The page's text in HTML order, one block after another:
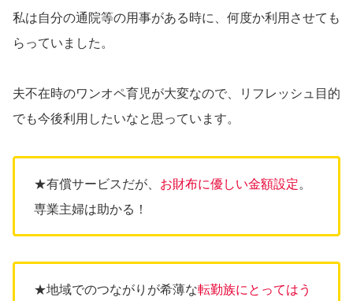
私は自分の通院等の用事がある時に、何度か利用させても
らっていました。
夫不在時のワンオペ育児が大変なので、リフレッシュ目的
でも今後利用したいなと思っています。
★有償サービスだが、 お財布に優しい金額設定。
専業主婦は助かる！
★地域でのつながりが希薄な転勤族にとってはう